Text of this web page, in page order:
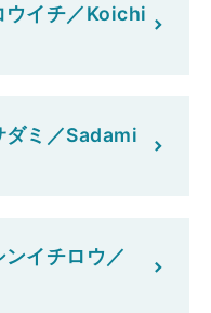
イチ／Koichi
ミ／Sadami
イチロウ／